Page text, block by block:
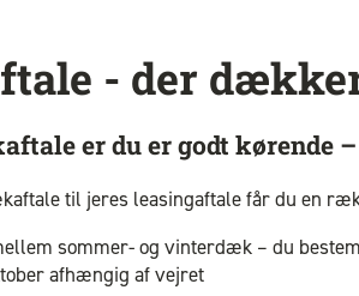
- der
er du er godt kørende
til jeres leasingaftale får du en
sommer- og vinterdæk – du
afhængig af vejret